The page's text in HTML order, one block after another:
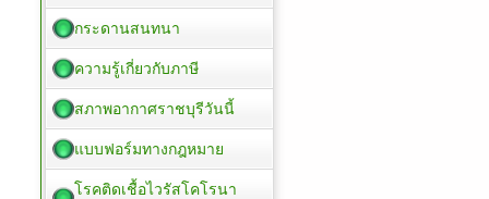
กระดานสนทนา
ความรู้เกี่ยวกับภาษี
สภาพอากาศราชบุรีวันนี้
แบบฟอร์มทางกฎหมาย
โรคติดเชื้อไวรัสโคโรนา